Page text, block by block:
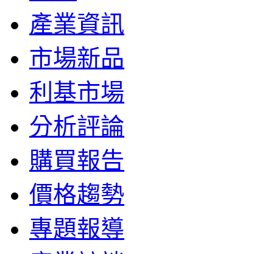
產業資訊
市場新品
利基市場
分析評論
購買報告
價格趨勢
專題報導